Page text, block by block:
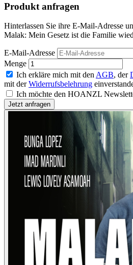
Produkt anfragen
Hinterlassen Sie ihre E-Mail-Adresse
Malak: Mein Gesetz ist die Familie
E-Mail-Adresse
Menge
Ich erkläre mich mit den AGB, der
mit derWiderrufsbelehrung
Ich möchte den HOANZL